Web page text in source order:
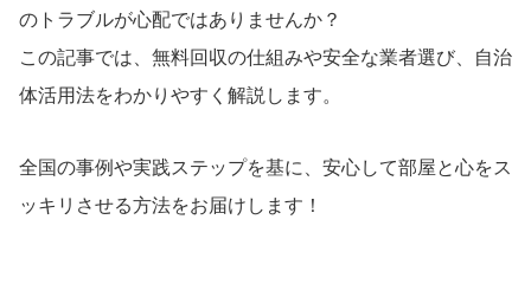
のトラブルが心配ではありませんか？
この記事では、無料回収の仕組みや安全な業者選び、自治
体活用法をわかりやすく解説します。
全国の事例や実践ステップを基に、安心して部屋と心をス
ッキリさせる方法をお届けします！